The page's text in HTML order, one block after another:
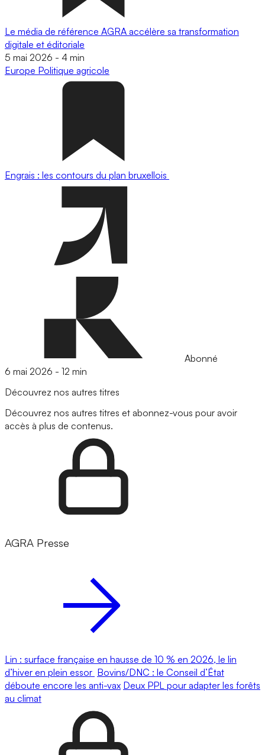
Le média de référence AGRA accélère sa transformation
digitale et éditoriale
5 mai 2026 - 4 min
Europe Politique agricole
Engrais : les contours du plan bruxellois
Abonné
6 mai 2026 - 12 min
Découvrez nos autres titres
Découvrez nos autres titres et abonnez-vous pour avoir
accès à plus de contenus.
AGRA Presse
Lin : surface française en hausse de 10 % en 2026, le lin
d’hiver en plein essor Bovins/DNC : le Conseil d’État
déboute encore les anti-vax Deux PPL pour adapter les forêts
au climat